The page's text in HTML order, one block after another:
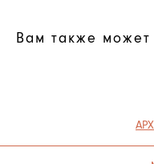
Вам также может
КОНТАКТЫ